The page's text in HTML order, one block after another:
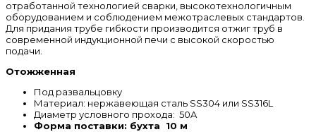
отработанной технологией сварки, высокотехнологичным
оборудованием и соблюдением межотраслевых стандартов.
Для придания трубе гибкости производится отжиг труб в
современной индукционной печи с высокой скоростью
подачи.
Отожженная
Под развальцовку
Материал: нержавеющая сталь SS304 или SS316L
Диаметр условного прохода: 50A
Форма поставки: бухта 10 м